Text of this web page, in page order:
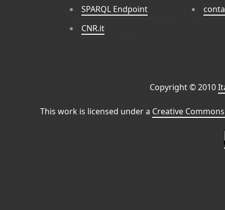
SPARQL Endpoint
CNR.it
Copyright © 2010
This work is licensed under a Creative